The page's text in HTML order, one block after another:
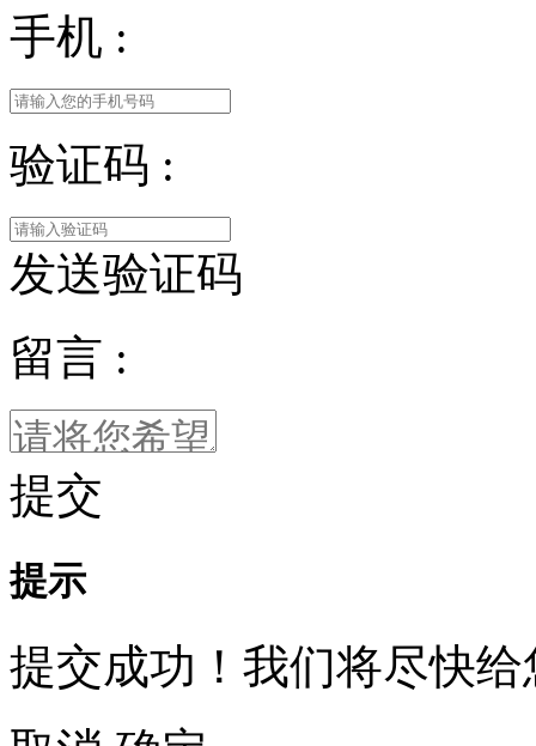
手机 :
验证码 :
发送验证码
留言 :
提交
提示
提交成功！我们将尽快